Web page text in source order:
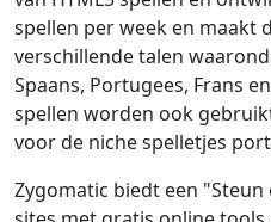
spellen per week en maakt
verschillende talen
Spaans, Portugees, Frans
spellen worden ook
voor de niche spelletjes
Zygomatic biedt een